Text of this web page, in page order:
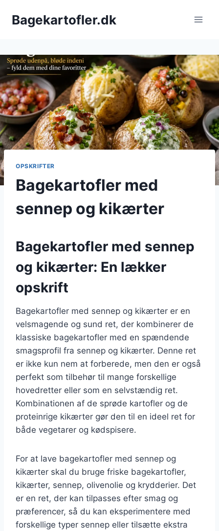
Bagekartofler.dk
OPSKRIFTER
Bagekartofler med
sennep og kikærter
Bagekartofler med sennep
og kikærter: En lækker
opskrift
Bagekartofler med sennep og kikærter er en
velsmagende og sund ret, der kombinerer de
klassiske bagekartofler med en spændende
smagsprofil fra sennep og kikærter. Denne ret
er ikke kun nem at forberede, men den er også
perfekt som tilbehør til mange forskellige
hovedretter eller som en selvstændig ret.
Kombinationen af de sprøde kartofler og de
proteinrige kikærter gør den til en ideel ret for
både vegetarer og kødspisere.
For at lave bagekartofler med sennep og
kikærter skal du bruge friske bagekartofler,
kikærter, sennep, olivenolie og krydderier. Det
er en ret, der kan tilpasses efter smag og
præferencer, så du kan eksperimentere med
forskellige typer sennep eller tilsætte ekstra